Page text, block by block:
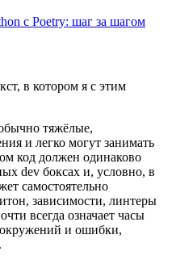
с Poetry: шаг за шагом
в котором я с этим
тяжёлые,
и легко могут занимать
код должен одинаково
dev боксах и, условно, в
самостоятельно
зависимости, линтеры
всегда означает часы
и ошибки,